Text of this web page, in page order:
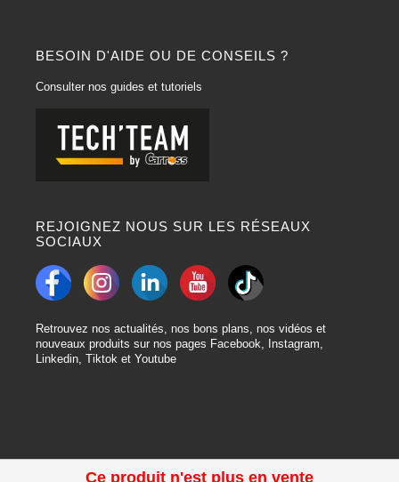
Ce produit n'est plus en vente
BESOIN D'AIDE OU DE CONSEILS ?
Consulter nos guides et tutoriels
REJOIGNEZ NOUS SUR LES RÉSEAUX
SOCIAUX
Retrouvez nos actualités, nos bons plans, nos vidéos et
nouveaux produits sur nos pages Facebook, Instagram,
Linkedin, Tiktok et Youtube